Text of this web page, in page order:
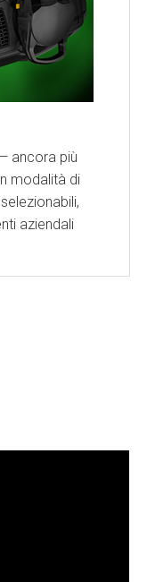
ancora più
modalità di
aziendali